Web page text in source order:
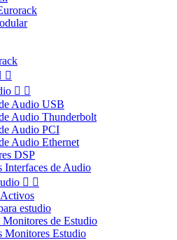

 
Audio USB
Audio Thunderbolt
Audio PCI
Audio Ethernet
DSP
Interfaces de Audio
 
estudio
de Estudio
Monitores Estudio